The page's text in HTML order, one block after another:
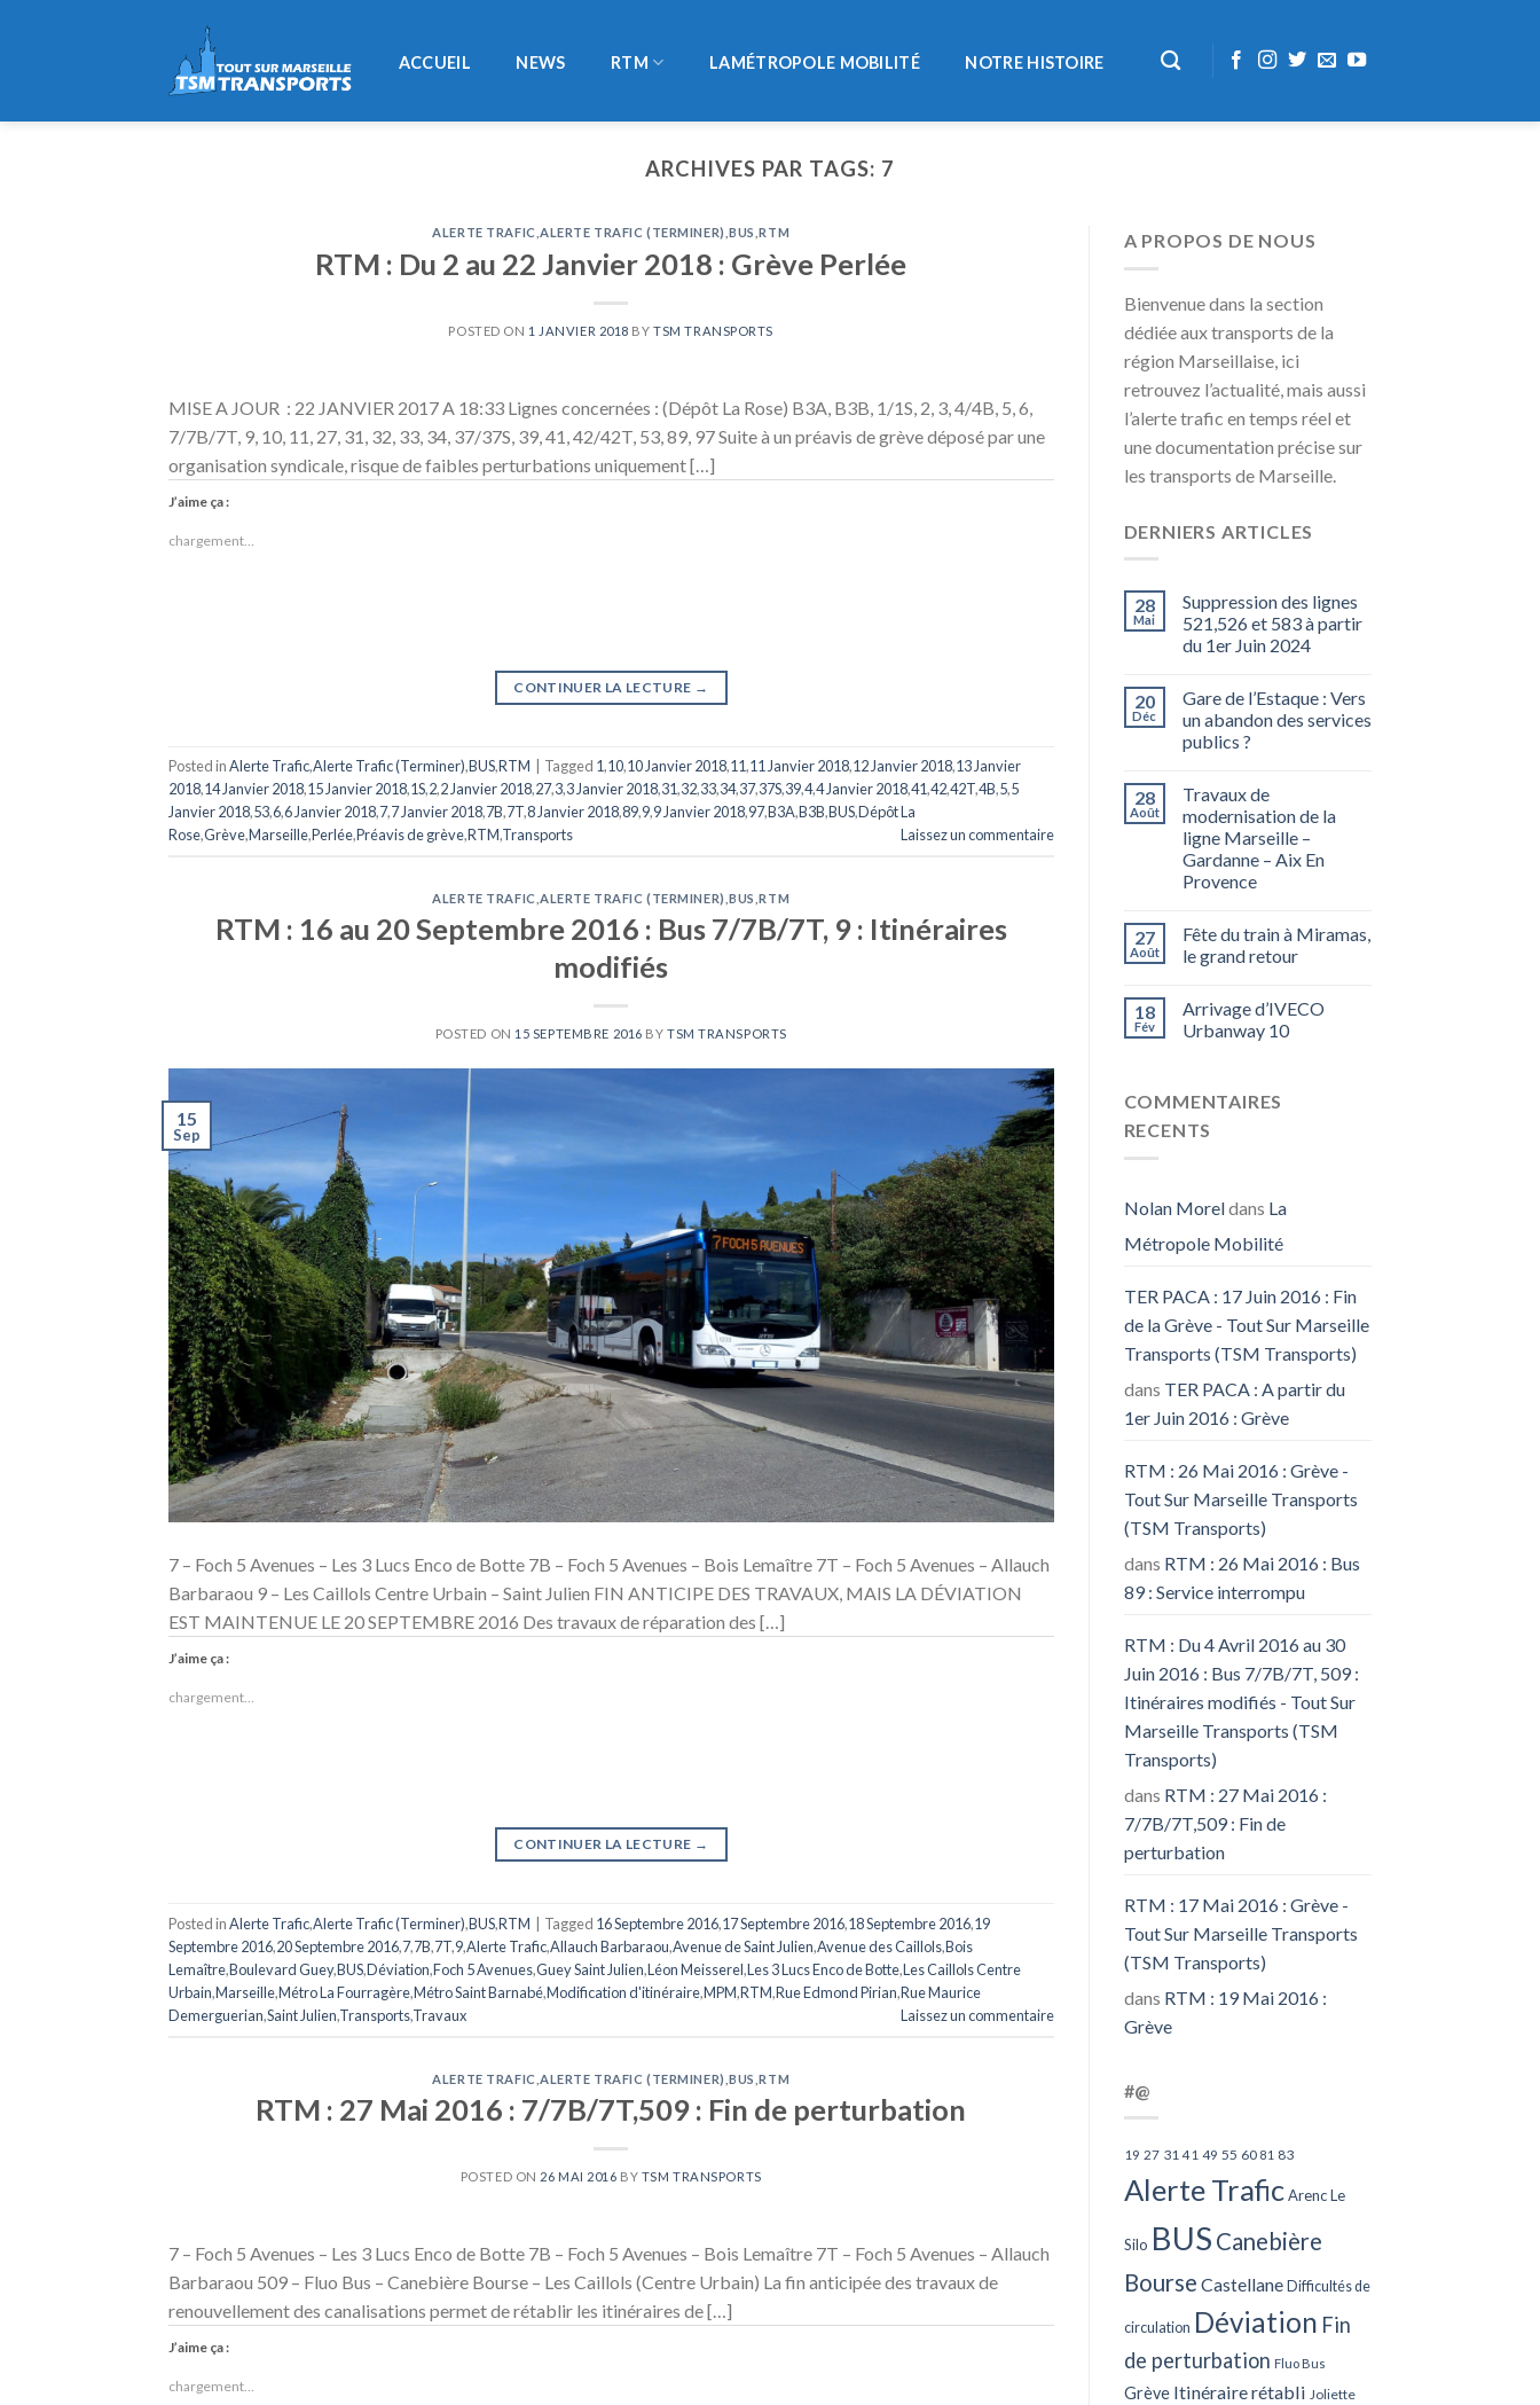
ACCUEIL NEWS RTM LAMÉTROPOLE MOBILITÉ NOTRE HISTOIRE
ARCHIVES PAR TAGS: 7
ALERTE TRAFIC ,ALERTE TRAFIC (TERMINER) ,BUS ,RTM
RTM : Du 2 au 22 Janvier 2018 : Grève Perlée
POSTED ON 1 JANVIER 2018 BYTSM TRANSPORTS
MISE A JOUR : 22 JANVIER 2017 A 18:33 Lignes concernées : (Dépôt La Rose) B3A, B3B, 1/1S, 2, 3, 4/4B, 5, 6,
7/7B/7T, 9, 10, 11, 27, 31, 32, 33, 34, 37/37S, 39, 41, 42/42T, 53, 89, 97 Suite à un préavis de grève déposé par une
organisation syndicale, risque de faibles perturbations uniquement […]
J’aime ça :
chargement…
CONTINUER LA LECTURE →
Posted inAlerte Trafic,Alerte Trafic (Terminer),BUS,RTM Tagged 1,10,10 Janvier 2018,11,11 Janvier 2018,12 Janvier 2018,13 Janvier
2018,14 Janvier 2018,15 Janvier 2018,1S,2,2 Janvier 2018,27,3,3 Janvier 2018,31,32,33,34,37,37S,39,4,4 Janvier 2018,41,42,42T,4B,5,5
Janvier 2018,53,6,6 Janvier 2018,7,7 Janvier 2018,7B,7T,8 Janvier 2018,89,9,9 Janvier 2018,97,B3A,B3B,BUS,Dépôt La
Rose,Grève,Marseille,Perlée,Préavis de grève,RTM,Transports Laissez un commentaire
ALERTE TRAFIC ,ALERTE TRAFIC (TERMINER) ,BUS ,RTM
RTM : 16 au 20 Septembre 2016 : Bus 7/7B/7T, 9 : Itinéraires
modifiés
POSTED ON 15 SEPTEMBRE 2016 BYTSM TRANSPORTS
15
Sep
7 – Foch 5 Avenues – Les 3 Lucs Enco de Botte 7B – Foch 5 Avenues – Bois Lemaître 7T – Foch 5 Avenues – Allauch
Barbaraou 9 – Les Caillols Centre Urbain – Saint Julien FIN ANTICIPE DES TRAVAUX, MAIS LA DÉVIATION
EST MAINTENUE LE 20 SEPTEMBRE 2016 Des travaux de réparation des […]
J’aime ça :
chargement…
CONTINUER LA LECTURE →
Posted inAlerte Trafic,Alerte Trafic (Terminer),BUS,RTM Tagged 16 Septembre 2016,17 Septembre 2016,18 Septembre 2016,19
Septembre 2016,20 Septembre 2016,7,7B,7T,9,Alerte Trafic,Allauch Barbaraou,Avenue de Saint Julien,Avenue des Caillols,Bois
Lemaître,Boulevard Guey,BUS,Déviation,Foch 5 Avenues,Guey Saint Julien,Léon Meisserel,Les 3 Lucs Enco de Botte,Les Caillols Centre
Urbain,Marseille,Métro La Fourragère,Métro Saint Barnabé,Modification d'itinéraire,MPM,RTM,Rue Edmond Pirian,Rue Maurice
Demerguerian,Saint Julien,Transports,Travaux Laissez un commentaire
ALERTE TRAFIC ALERTE TRAFIC (TERMINER) ,BUS ,RTM
RTM : 27 Mai 2016 : 7/7B/7T,509 : Fin de perturbation
POSTED ON 26 MAI 2016 BY TSM TRANSPORTS
7 – Foch 5 Avenues – Les 3 Lucs Enco de Botte 7B – Foch 5 Avenues – Bois Lemaître 7T – Foch 5 Avenues – Allauch
Barbaraou 509 – Fluo Bus – Canebière Bourse – Les Caillols (Centre Urbain) La fin anticipée des travaux de
renouvellement des canalisations permet de rétablir les itinéraires de […]
J’aime ça :
chargement…
A PROPOS DE NOUS
Bienvenue dans la section
dédiée aux transports de la
région Marseillaise, ici
retrouvez l’actualité, mais aussi
l’alerte trafic en temps réel et
une documentation précise sur
les transports de Marseille.
DERNIERS ARTICLES
28
Mai
Suppression des lignes
521,526 et 583 à partir
du 1er Juin 2024
20
Déc
Gare de l’Estaque : Vers
un abandon des services
publics ?
28
Août
Travaux de
modernisation de la
ligne Marseille –
Gardanne – Aix En
Provence
27
Août
Fête du train à Miramas,
le grand retour
18
Fév
Arrivage d’IVECO
Urbanway 10
COMMENTAIRES
RECENTS
Nolan Moreldans La
Métropole Mobilité
TER PACA : 17 Juin 2016 : Fin
de la Grève - Tout Sur Marseille
Transports (TSM Transports)
dans TER PACA : A partir du
1er Juin 2016 : Grève
RTM : 26 Mai 2016 : Grève -
Tout Sur Marseille Transports
(TSM Transports)
dans RTM : 26 Mai 2016 : Bus
89 : Service interrompu
RTM : Du 4 Avril 2016 au 30
Juin 2016 : Bus 7/7B/7T, 509 :
Itinéraires modifiés - Tout Sur
Marseille Transports (TSM
Transports)
dans RTM : 27 Mai 2016 :
7/7B/7T,509 : Fin de
perturbation
RTM : 17 Mai 2016 : Grève -
Tout Sur Marseille Transports
(TSM Transports)
dans RTM : 19 Mai 2016 :
Grève
#@
19 27 31 41 49 55 60 81 83
Alerte Trafic Arenc Le
Silo BUS Canebière
Bourse Castellane Difficultés de
circulation Déviation Fin
de perturbation Fluo Bus
Grève Itinéraire rétabli Joliette